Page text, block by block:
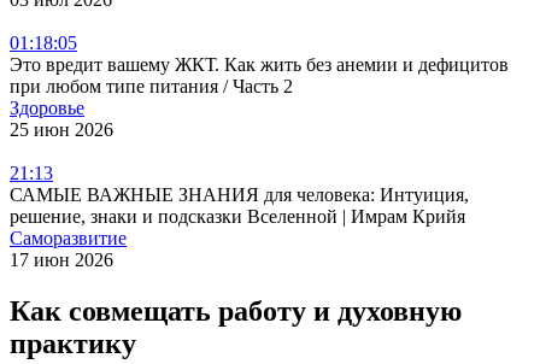
01:18:05
Это вредит вашему ЖКТ. Как жить без анемии и дефицитов
при любом типе питания / Часть 2
Здоровье
25 июн 2026
21:13
САМЫЕ ВАЖНЫЕ ЗНАНИЯ для человека: Интуиция,
решение, знаки и подсказки Вселенной | Имрам Крийя
Саморазвитие
17 июн 2026
Как совмещать работу и духовную
практику